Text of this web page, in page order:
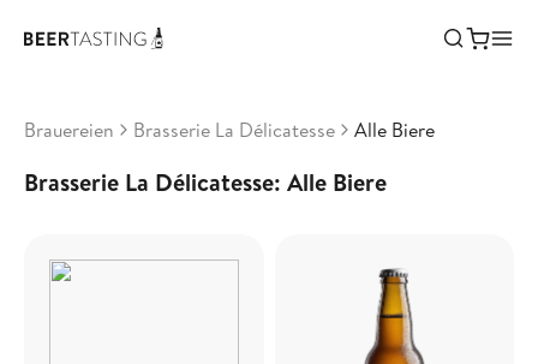
Brauereien Brasserie La Délicatesse Alle Biere
Brasserie La Délicatesse: Alle Biere